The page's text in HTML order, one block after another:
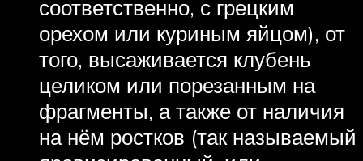
соответственно, с грецким
орехом или куриным яйцом), от
того, высаживается клубень
целиком или порезанным на
фрагменты, а также от наличия
на нём ростков (так называемый